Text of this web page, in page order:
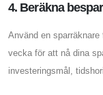
4. Beräkna
Använd en
vecka för att nå dina
investeringsmål,